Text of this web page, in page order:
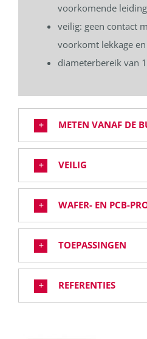
voorkomende
veilig: geen contact
voorkomt lekkage
diameterbereik van
METEN VANAF DE
VEILIG
WAFER- EN PCB-
TOEPASSINGEN
REFERENTIES